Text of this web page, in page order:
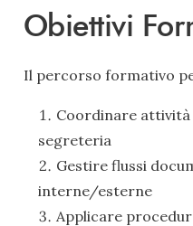
Obiettivi
Il percorso formativo
Coordinare
segreteria
Gestire flussi
interne/esterne
Applicare